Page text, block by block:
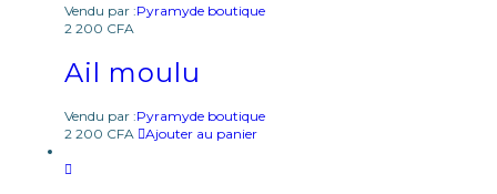
Vendu par :Pyramyde boutique
2 200 CFA
Ail moulu
Vendu par :Pyramyde boutique
2 200 CFA Ajouter au panier